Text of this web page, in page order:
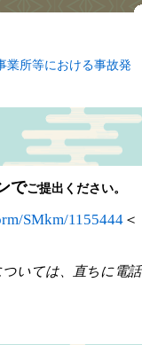
業所等における事故発
でご提出ください。
SMkm/1155444 ＜
いては、直ちに電話